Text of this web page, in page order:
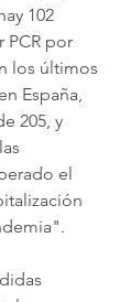
102
PCR por
los últimos
España,
205, y
el